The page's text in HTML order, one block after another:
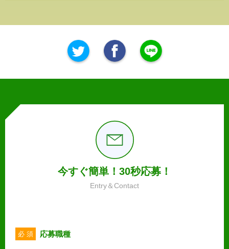
今すぐ簡単！30秒応募！
Entry＆Contact
必 須 応募職種